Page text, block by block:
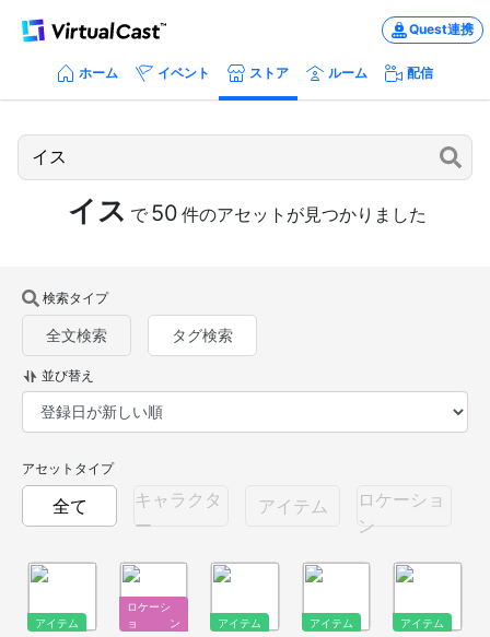
Quest連携
ホーム イベント ストア ルーム 配信
イス で 50 件のアセットが見つかりました
検索タイプ
全文検索 タグ検索
並び替え
アセットタイプ
全て
キャラクタ
ー
アイテム
ロケーショ
ン
アイテム
ロケーシ
ョン
アイテム アイテム アイテム